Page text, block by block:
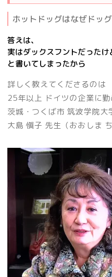
ホットドッグはなぜドッ
答えは、
実はダックスフントだった
と書いてしまったから
詳しく教えてくださるのは
25年以上 ドイツの企業に
茨城・つくば市 筑波学院大
大島 愼子 先生（おおしま ち